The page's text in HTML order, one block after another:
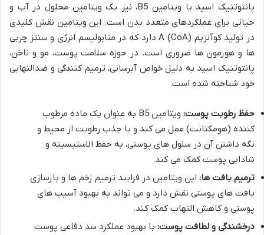
پانتوتنیک اسید یا ویتامین B5، نیز یک ویتامین محلول در آب و
حیاتی برای عملکردهای متعدد بدن است. این ویتامین نقش کلیدی
در تولید کوآنزیم A (CoA) دارد که در متابولیسم انرژی و سنتز چربی
ها و هورمون ها ضروری است. در حوزه سلامت پوست، مو و ناخن،
پانتوتنیک اسید به دلیل خواص آبرسانی، ترمیم کنندگی و ضدالتهابی
خود شناخته شده است.
حفظ رطوبت پوست:
ویتامین B5 به عنوان یک ماده مرطوب
کننده (هومکتانت) عمل می کند و با جذب رطوبت از محیط و
نگه داشتن آن در سلول های پوستی، به حفظ الاستیسیته و
شادابی پوست کمک می کند.
ترمیم بافت ها: این ویتامین در فرایند ترمیم زخم ها و بازسازی
بافت های پوستی نقش دارد و می تواند به بهبود آسیب های
پوستی و کاهش التهاب کمک کند.
درخشندگی و لطافت پوست: با بهبود عملکرد سد دفاعی پوست